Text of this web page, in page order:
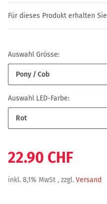
Für dieses Produkt erhalten Sie
Auswahl Grösse:
Pony / Cob
Auswahl LED-Farbe:
Rot
22.90 CHF
inkl. 8,1% MwSt , zzgl. Versand